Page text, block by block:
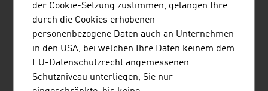
internationalen Besucherinnen und Besucher.
listen
downloads
DOWNLOADS
der Cookie-Setzung zustimmen, gelangen Ihre
durch die Cookies erhobenen
personenbezogene Daten auch an Unternehmen
in den USA, bei welchen Ihre Daten keinem dem
EU-Datenschutzrecht angemessenen
Schutzniveau unterliegen, Sie nur